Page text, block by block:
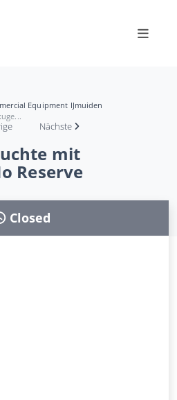
Equipment IJmuiden
Nächste
mit
Reserve
Closed